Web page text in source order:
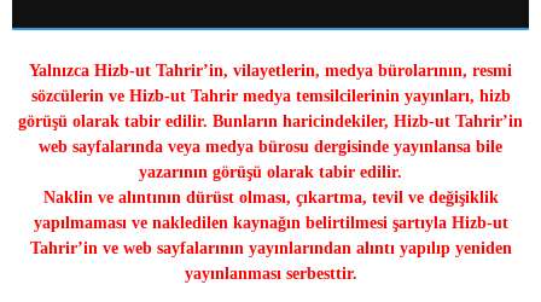
Yalnızca Hizb-ut Tahrir’in, vilayetlerin, medya bürolarının, resmi
sözcülerin ve Hizb-ut Tahrir medya temsilcilerinin yayınları, hizb
görüşü olarak tabir edilir. Bunların haricindekiler, Hizb-ut Tahrir’in
web sayfalarında veya medya bürosu dergisinde yayınlansa bile
yazarının görüşü olarak tabir edilir.
Naklin ve alıntının dürüst olması, çıkartma, tevil ve değişiklik
yapılmaması ve nakledilen kaynağın belirtilmesi şartıyla Hizb-ut
Tahrir’in ve web sayfalarının yayınlarından alıntı yapılıp yeniden
yayınlanması serbesttir.